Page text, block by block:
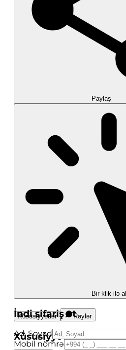
Paylaş
Bir klik ilə al
İndi sifariş et
Ad, Soyad
Mobil nömrə
Xüsusiyyətlər Rəylər
Xüsusiyyətlər